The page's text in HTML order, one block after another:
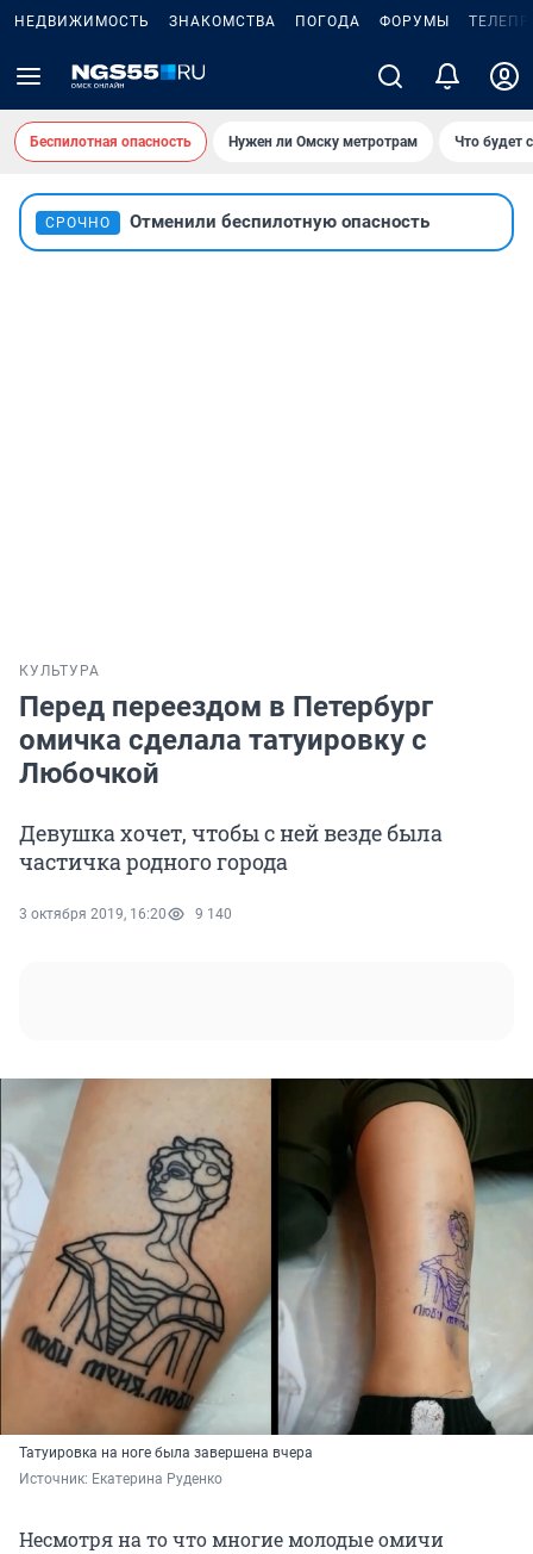
НЕДВИЖИМОСТЬ ЗНАКОМСТВА ПОГОДА ФОРУМЫ
Беспилотная опасность Нужен ли Омску метротрам Что будет
СРОЧНО Отменили беспилотную опасность
КУЛЬТУРА
Перед переездом в Петербург
омичка сделала татуировку с
Любочкой
Девушка хочет, чтобы с ней везде была
частичка родного города
3 октября 2019, 16:20 9 140
Татуировка на ноге была завершена вчера
Источник: Екатерина Руденко
Несмотря на то что многие молодые омичи